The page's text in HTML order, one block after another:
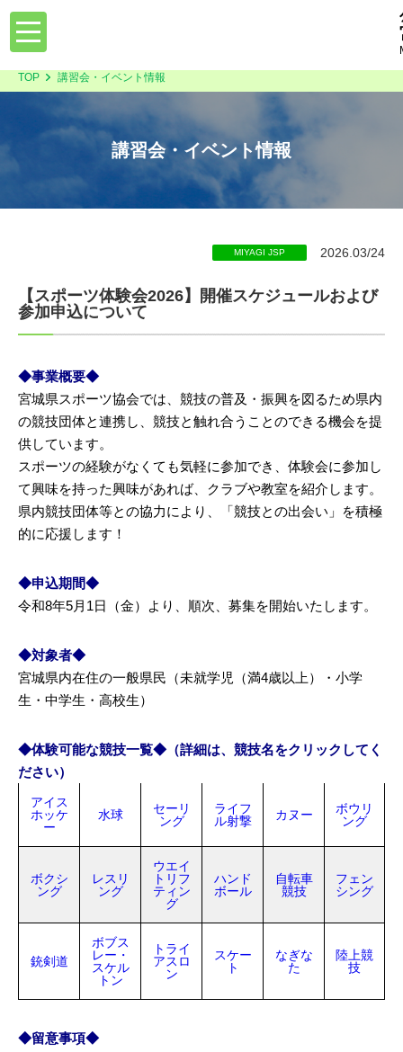
toggle
navigation
TOP 講習会・イベント情報
講習会・イベント情報
MIYAGI JSP 2026.03/24
【スポーツ体験会2026】開催スケジュールおよび
参加申込について
◆事業概要◆
宮城県スポーツ協会では、競技の普及・振興を図るため県内
の競技団体と連携し、競技と触れ合うことのできる機会を提
供しています。
スポーツの経験がなくても気軽に参加でき、体験会に参加し
て興味を持った興味があれば、クラブや教室を紹介します。
県内競技団体等との協力により、「競技との出会い」を積極
的に応援します！
◆申込期間◆
令和8年5月1日（金）より、順次、募集を開始いたします。
◆対象者◆
宮城県内在住の一般県民（未就学児（満4歳以上）・小学
生・中学生・高校生）
◆体験可能な競技一覧◆（詳細は、競技名をクリックしてく
ださい）
アイス
ホッケ
ー
水球
セーリ
ング
ライフ
ル射撃
カヌー
ボウリ
ング
ボクシ
ング
レスリ
ング
ウエイ
トリフ
ティン
グ
ハンド
ボール
自転車
競技
フェン
シング
銃剣道
ボブス
レー・
スケル
トン
トライ
アスロ
ン
スケー
ト
なぎな
た
陸上競
技
◆留意事項◆